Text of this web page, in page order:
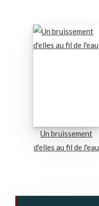
Un bruissement
d'elles au fil de l'eau